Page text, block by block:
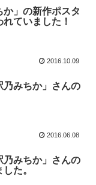
か」の新作ポスタ
ていました！
2016.10.09
乃みちか」さんの
2016.06.08
乃みちか」さんの
た。